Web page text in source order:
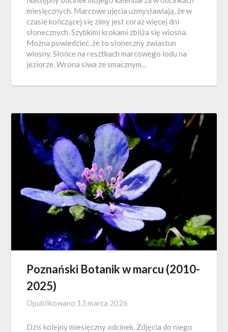
miesięcznych. Marcowe ujęcia uzmysławiają, że w
czasie kończącej się zimy jest coraz więcej dni
słonecznych. Szybkimi krokami zbliża się wiosna.
Można powiedzieć, że to słoneczny zwiastun
wiosny. Słońce na resztkach marcowego lodu na
jeziorze. Wrona siwa ze smacznym…
Poznański Botanik w marcu (2010-
2025)
Opublikowano 13 marca 2026
Dziś kolejny miesięczny odcinek. Zdjęcia do niego